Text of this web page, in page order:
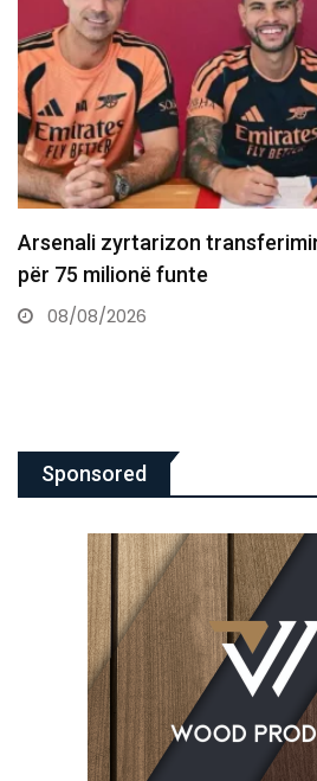
Dështon transferimi i Asllanit
gjendjes shëndetësore
07/08/2026
Sponsored